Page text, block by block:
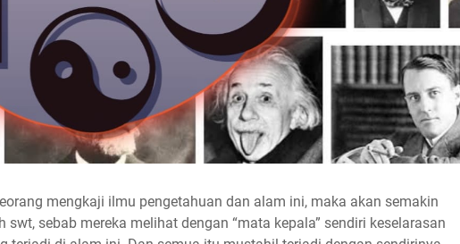
mengkaji ilmu pengetahuan dan alam ini, maka akan semakin
sebab mereka melihat dengan “mata kepala” sendiri keselarasan